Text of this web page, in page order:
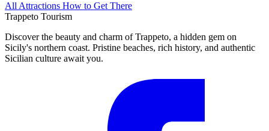
All Attractions How to Get There
Trappeto Tourism
Discover the beauty and charm of Trappeto, a hidden gem on
Sicily's northern coast. Pristine beaches, rich history, and authentic
Sicilian culture await you.